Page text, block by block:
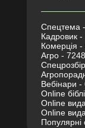
Спецтема -
Кадровик -
Комерція -
Агро - 7248
Вебінари -
Online
Online
Online
Популярні